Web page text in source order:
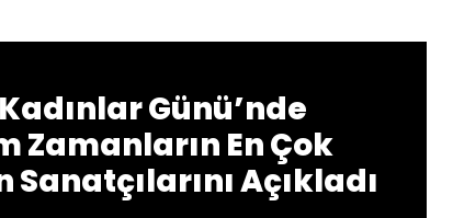
Günü’nde
Zamanların En Çok
Sanatçılarını Açıkladı